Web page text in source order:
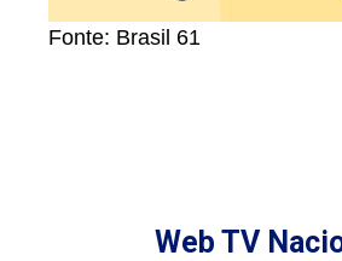
Fonte: Brasil 61
Web TV